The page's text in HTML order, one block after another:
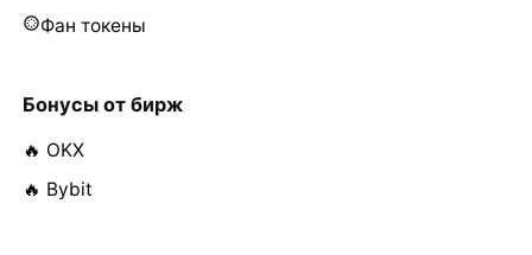
Фан токены
Бонусы от бирж
🔥 OKX
🔥 Bybit